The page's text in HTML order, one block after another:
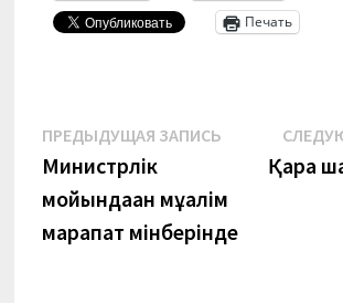
Печать
Навигация
по
записям
ПРЕДЫДУЩАЯ ЗАПИСЬПредыдущая
запись:
Министрлік
мойындаған мұғалім
марапат мінберінде
Қара